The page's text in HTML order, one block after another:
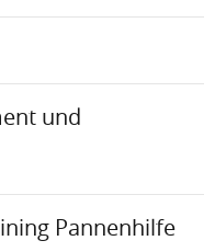
und
Pannenhilfe